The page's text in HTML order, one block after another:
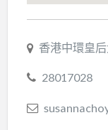
香港中環皇
28017028